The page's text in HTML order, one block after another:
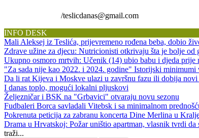
/teslicdanas@gmail.com
INFO DESK
Mali Aleksej iz Teslića, prijevremeno rođena beba, dobio
Zdrave užine za djecu: Nutricionisti otkrivaju šta je bolje od
Ukupno osmoro mrtvih: Učenik (14) ubio babu i djeda
"Za sada nije kao 2022. i 2024. godine" Istorijski
Da li rat Kijeva i Moskve ulazi u završnu fazu ili dobija novi
I danas toplo, mogući lokalni pljuskovi
Željezničar i BSK na "Grbavici" otvaraju novu sezonu
Fudbaleri Borca savladali Vitebsk i sa minimalnom
Pokrenuta peticija za zabranu koncerta Dine Merlina u
Drama u Hrvatskoj: Požar uništio apartman, vlasnik tvrdi da
traži...